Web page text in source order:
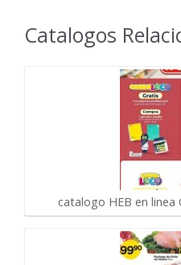
Catalogos
catalogo HEB en